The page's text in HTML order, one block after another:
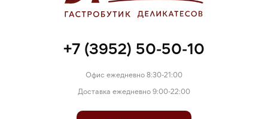
+7 (3952) 50-50-10
Офис ежедневно 8:30-21:00
Доставка ежедневно 9:00-22:00